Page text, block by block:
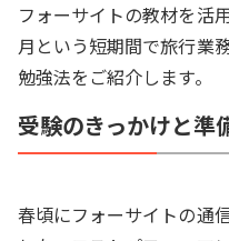
フォーサイトの教材を活
月という短期間で旅行業
勉強法をご紹介します。
受験のきっかけと準
春頃にフォーサイトの通